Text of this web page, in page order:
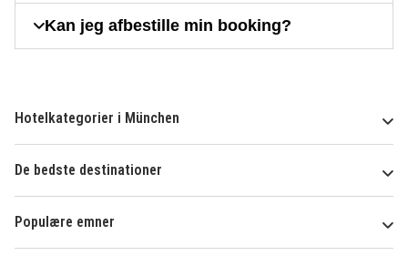
Kan jeg afbestille min booking?
Hotelkategorier i München
De bedste destinationer
Populære emner